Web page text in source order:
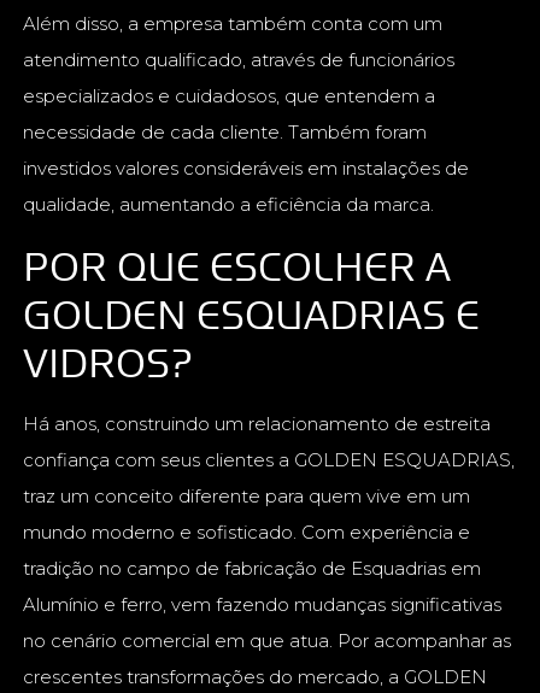
Além disso, a empresa também conta com um
atendimento qualificado, através de funcionários
especializados e cuidadosos, que entendem a
necessidade de cada cliente. Também foram
investidos valores consideráveis em instalações de
qualidade, aumentando a eficiência da marca.
POR QUE ESCOLHER A
GOLDEN ESQUADRIAS E
VIDROS?
Há anos, construindo um relacionamento de estreita
confiança com seus clientes a GOLDEN ESQUADRIAS,
traz um conceito diferente para quem vive em um
mundo moderno e sofisticado. Com experiência e
tradição no campo de fabricação de Esquadrias em
Alumínio e ferro, vem fazendo mudanças significativas
no cenário comercial em que atua. Por acompanhar as
crescentes transformações do mercado, a GOLDEN